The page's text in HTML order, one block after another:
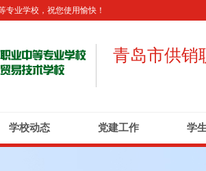
专业学校，祝您使用愉快！
青岛市供销
学校动态 党建工作 学